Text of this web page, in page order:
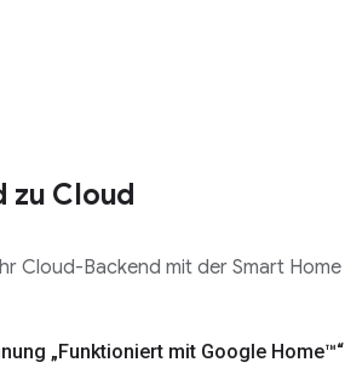
zu Cloud
Cloud-Backend mit der Smart Home
„Funktioniert mit Google Home™“